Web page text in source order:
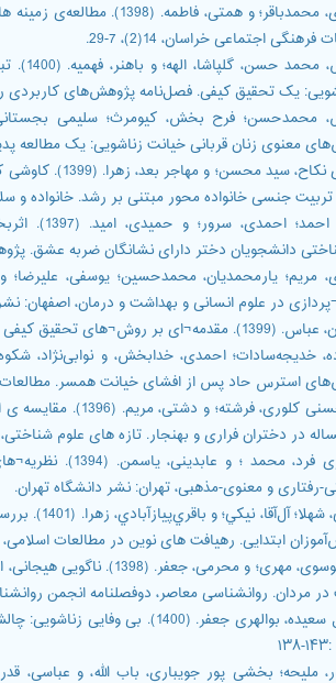
آخوندی، محمدباقر؛ و
اجتماعی خراسان، 14(2)، 7-29.
یک تحقیق کیفی. فصل‌نامه پژوهش‌های کاربردی روانشناختی،
معنوی زنان قربانی خیانت زناشویی: یک مطالعه
اصغری نکاح،
جنسی خانواده محور مبتنی بر رشد. خانواده و سلامت
امانی،
دانشجویان دختر دارای نشانگان ضربه عشق. پژوهش
در علوم انسانی و بهداشت و درمان، اصفهان:
کیفی و آمیخته: رویکردهای متداول در علوم رفتاری. تهران، نشر دیدار.
استرس حاد پس از افشای خیانت همسر. مطالعات
پورمحسنی کلوری،
در دختران فراری و بهنجار. تازه های علوم شناختی، 19(1)، 62-74.
خدایاری فرد،
رفتاری و معنوی-مذهبی، تهران: نشر دانشگاه تهران.
رضایی،
ابتدایی. رهیافت های نوین در مطالعات اسلامی، 10(4)، 117-130.
سید موسوی، مهری؛ و
مردان. روانشناسی معاصر، دوفصلنامه انجمن روانشناسی ایران،
شیردل سعیده، بوالهری جعفر.